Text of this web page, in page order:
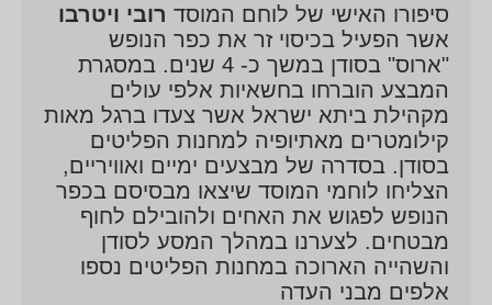
סיפורו האישי של לוחם המוסד רובי ויטרבו
אשר הפעיל בכיסוי זר את כפר הנופש
"ארוס" בסודן במשך כ- 4 שנים. במסגרת
המבצע הוברחו בחשאיות אלפי עולים
מקהילת ביתא ישראל אשר צעדו ברגל מאות
קילומטרים מאתיופיה למחנות הפליטים
בסודן. בסדרה של מבצעים ימיים ואוויריים,
הצליחו לוחמי המוסד שיצאו מבסיסם בכפר
הנופש לפגוש את האחים ולהובילם לחוף
מבטחים. לצערנו במהלך המסע לסודן
והשהייה הארוכה במחנות הפליטים נספו
אלפים מבני העדה